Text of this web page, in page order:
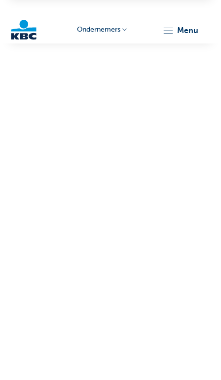
Ondernemers menu